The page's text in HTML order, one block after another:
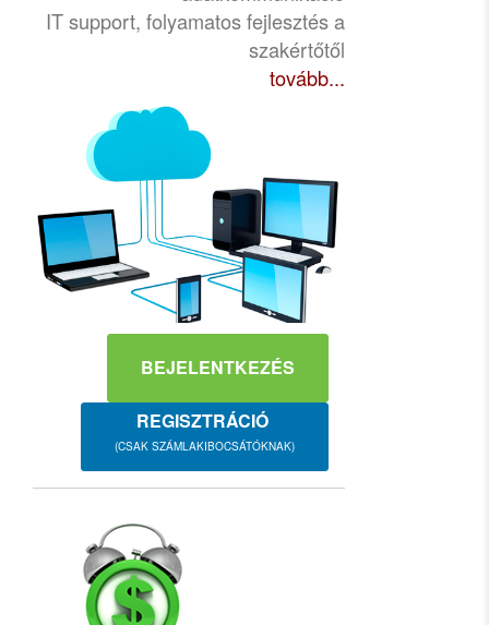
IT support, folyamatos fejlesztés a
szakértőtől
tovább...
BEJELENTKEZÉS
REGISZTRÁCIÓ
(CSAK SZÁMLAKIBOCSÁTÓKNAK)